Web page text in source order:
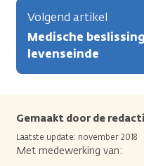
Volgend artikel
Medische
levenseinde
Gemaakt door de
Laatste update: november 2018
Met medewerking van: